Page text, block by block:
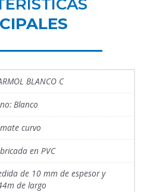
BLANCO C
Blanco
curvo
en PVC
de 10 mm de espesor y
de largo